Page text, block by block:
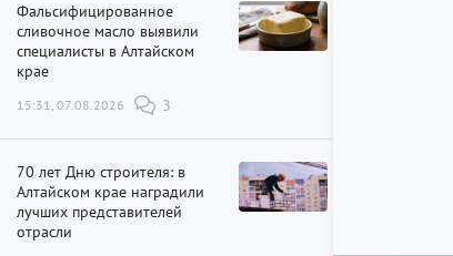
Фальсифицированное
сливочное масло выявили
специалисты в Алтайском
крае
15:31, 07.08.2026 3
70 лет Дню строителя: в
Алтайском крае наградили
лучших представителей
отрасли